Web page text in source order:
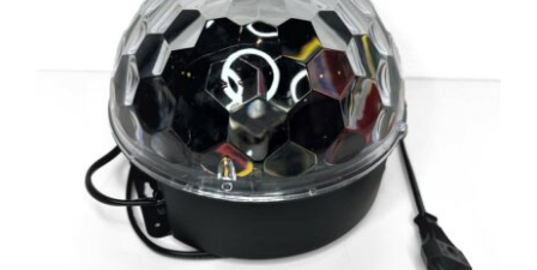
Lichteffekt JB Systems LED Diamond II